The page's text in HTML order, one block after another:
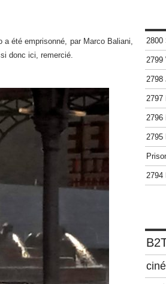
a été emprisonné, par Marco Baliani,
donc ici, remercié.
2800
2799
2798
2797
2796
2795
2794